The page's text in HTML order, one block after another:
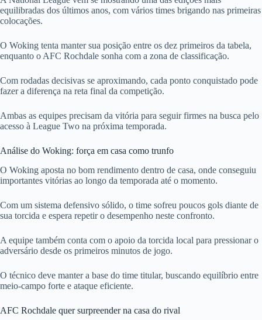
equilibradas dos últimos anos, com vários times brigando nas primeiras
colocações.
O Woking tenta manter sua posição entre os dez primeiros da tabela,
enquanto o AFC Rochdale sonha com a zona de classificação.
Com rodadas decisivas se aproximando, cada ponto conquistado pode
fazer a diferença na reta final da competição.
Ambas as equipes precisam da vitória para seguir firmes na busca pelo
acesso à League Two na próxima temporada.
Análise do Woking: força em casa como trunfo
O Woking aposta no bom rendimento dentro de casa, onde conseguiu
importantes vitórias ao longo da temporada até o momento.
Com um sistema defensivo sólido, o time sofreu poucos gols diante de
sua torcida e espera repetir o desempenho neste confronto.
A equipe também conta com o apoio da torcida local para pressionar o
adversário desde os primeiros minutos de jogo.
O técnico deve manter a base do time titular, buscando equilíbrio entre
meio-campo forte e ataque eficiente.
AFC Rochdale quer surpreender na casa do rival